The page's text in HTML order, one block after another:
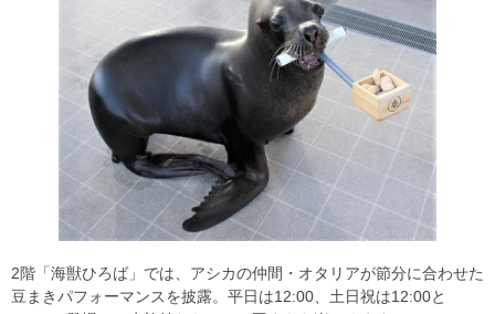
2階「海獣ひろば」では、アシカの仲間・オタリアが節分に合わせた
豆まきパフォーマンスを披露。平日は12:00、土日祝は12:00と